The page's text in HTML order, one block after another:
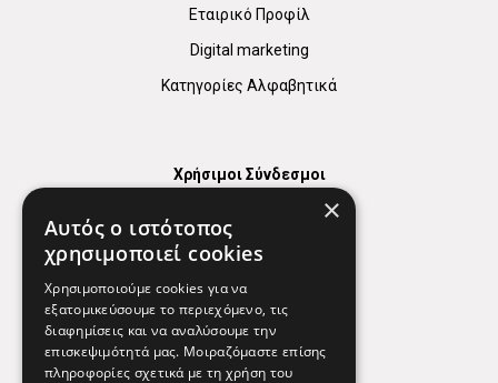
Εταιρικό Προφίλ
Digital marketing
Κατηγορίες Αλφαβητικά
Χρήσιμοι Σύνδεσμοι
Χρήσιμα Τηλέφωνα
Εφημερεύοντα Φαρμακεία
Απόρρητο
×
Αυτός ο ιστότοπος
χρησιμοποιεί cookies
Χρησιμοποιούμε cookies για να
εξατομικεύσουμε το περιεχόμενο, τις
διαφημίσεις και να αναλύσουμε την
επισκεψιμότητά μας. Μοιραζόμαστε επίσης
πληροφορίες σχετικά με τη χρήση του